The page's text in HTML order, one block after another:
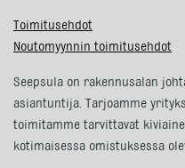
Toimitusehdot
Noutomyynnin toimitusehdot
Seepsula on rakennusalan
asiantuntija. Tarjoamme
toimitamme tarvittavat
kotimaisessa omistuksessa